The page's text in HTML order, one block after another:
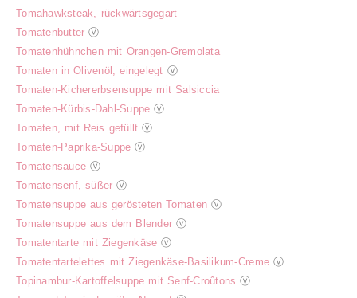
Tomahawksteak, rückwärtsgegart
Tomatenbutter ⓥ
Tomatenhühnchen mit Orangen-Gremolata
Tomaten in Olivenöl, eingelegt ⓥ
Tomaten-Kichererbsensuppe mit Salsiccia
Tomaten-Kürbis-Dahl-Suppe ⓥ
Tomaten, mit Reis gefüllt ⓥ
Tomaten-Paprika-Suppe ⓥ
Tomatensauce ⓥ
Tomatensenf, süßer ⓥ
Tomatensuppe aus gerösteten Tomaten ⓥ
Tomatensuppe aus dem Blender ⓥ
Tomatentarte mit Ziegenkäse ⓥ
Tomatentartelettes mit Ziegenkäse-Basilikum-Creme ⓥ
Topinambur-Kartoffelsuppe mit Senf-Croûtons ⓥ